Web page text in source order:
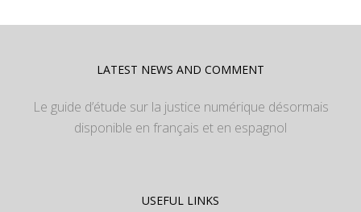
LATEST NEWS AND COMMENT
Le guide d’étude sur la justice numérique désormais
disponible en français et en espagnol
USEFUL LINKS